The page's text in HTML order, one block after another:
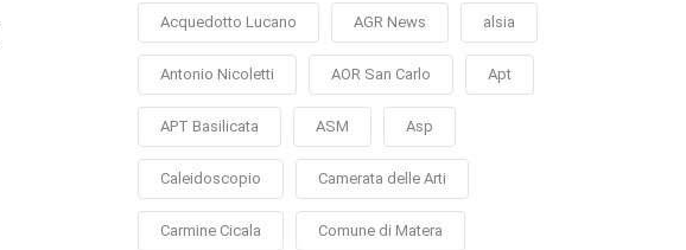
Acquedotto Lucano AGR News alsia
Antonio Nicoletti AOR San Carlo Apt
APT Basilicata ASM Asp
Caleidoscopio Camerata delle Arti
Carmine Cicala Comune di Matera